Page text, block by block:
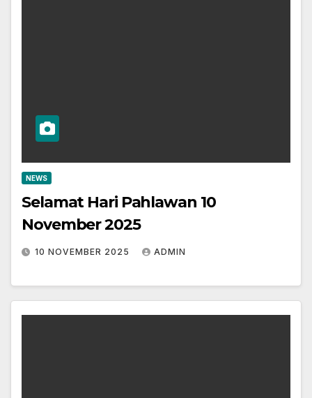
NEWS
Selamat Hari Pahlawan 10
November 2025
10 NOVEMBER 2025 ADMIN